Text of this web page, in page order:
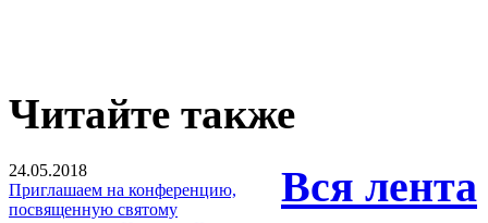
Читайте также
24.05.2018
Приглашаем на конференцию,
посвященную святому
Вся лента